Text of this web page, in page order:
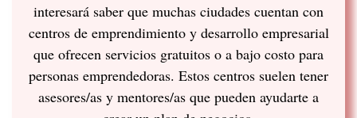
interesará saber que muchas ciudades cuentan con
centros de emprendimiento y desarrollo empresarial
que ofrecen servicios gratuitos o a bajo costo para
personas emprendedoras. Estos centros suelen tener
asesores/as y mentores/as que pueden ayudarte a